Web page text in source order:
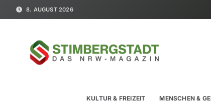
8. AUGUST 2026
KULTUR & FREIZEIT MENSCHEN &